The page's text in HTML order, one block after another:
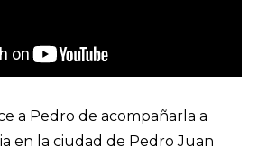
a Pedro de acompañarla a
en la ciudad de Pedro Juan